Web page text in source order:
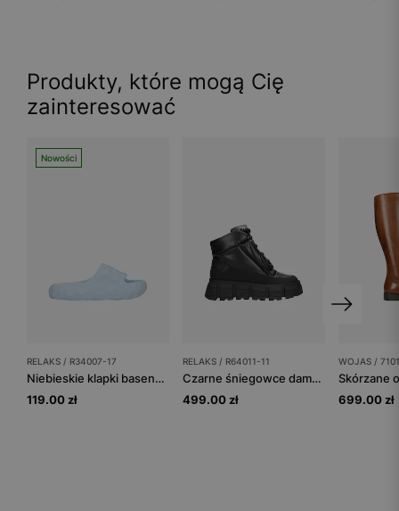
Produkty, które mogą Cię
zainteresować
Nowości
RELAKS / R34007-17
Niebieskie klapki basenowe RELAKS
119.00 zł
RELAKS / R64011-11
Czarne śniegowce damskie RELAKS na masywnej podeszwie
499.00 zł
WOJAS /
699.00 zł